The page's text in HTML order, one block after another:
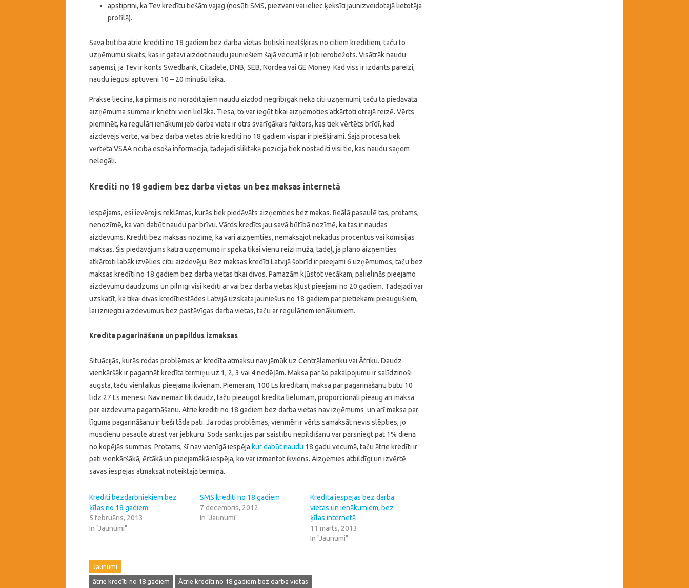
apstiprini, ka Tev kredītu tiešām vajag (nosūti SMS, piezvani vai ieliec ķeksīti jaunizveidotajā lietotāja
profilā).
Savā būtībā ātrie kredīti no 18 gadiem bez darba vietas būtiski neatšķiras no citiem kredītiem, taču to
uzņēmumu skaits, kas ir gatavi aizdot naudu jauniešiem šajā vecumā ir ļoti ierobežots. Visātrāk naudu
saņemsi, ja Tev ir konts Swedbank, Citadele, DNB, SEB, Nordea vai GE Money. Kad viss ir izdarīts pareizi,
naudu iegūsi aptuveni 10 – 20 minūšu laikā.
Prakse liecina, ka pirmais no norādītājiem naudu aizdod negribīgāk nekā citi uzņēmumi, taču tā piedāvātā
aizņēmuma summa ir krietni vien lielāka. Tiesa, to var iegūt tikai aizņemoties atkārtoti otrajā reizē. Vērts
pieminēt, ka regulāri ienākumi jeb darba vieta ir otrs svarīgākais faktors, kas tiek vērtēts brīdī, kad
aizdevējs vērtē, vai bez darba vietas ātrie kredīti no 18 gadiem vispār ir piešķirami. Šajā procesā tiek
vērtēta VSAA rīcībā esošā informācija, tādējādi sliktākā pozīcijā tiek nostādīti visi tie, kas naudu saņem
nelegāli.
Kredīti no 18 gadiem bez darba vietas un bez maksas internetā
Iespējams, esi ievērojis reklāmas, kurās tiek piedāvāts aizņemties bez makas. Reālā pasaulē tas, protams,
nenozīmē, ka vari dabūt naudu par brīvu. Vārds kredīts jau savā būtībā nozīmē, ka tas ir naudas
aizdevums. Kredīti bez maksas nozīmē, ka vari aizņemties, nemaksājot nekādus procentus vai komisijas
maksas. Šis piedāvājums katrā uzņēmumā ir spēkā tikai vienu reizi mūžā, tādēļ, ja plāno aizņemties
atkārtoti labāk izvēlies citu aizdevēju. Bez maksas kredīti Latvijā šobrīd ir pieejami 6 uzņēmumos, taču bez
maksas kredīti no 18 gadiem bez darba vietas tikai divos. Pamazām kļūstot vecākam, palielinās pieejamo
aizdevumu daudzums un pilnīgi visi kedīti ar vai bez darba vietas kļūst pieejami no 20 gadiem. Tādējādi var
uzskatīt, ka tikai divas kredītiestādes Latvijā uzskata jauniešus no 18 gadiem par pietiekami pieaugušiem,
lai izniegtu aizdevumus bez pastāvīgas darba vietas, taču ar regulāriem ienākumiem.
Kredīta pagarināšana un papildus izmaksas
Situācijās, kurās rodas problēmas ar kredīta atmaksu nav jāmūk uz Centrālameriku vai Āfriku. Daudz
vienkāršāk ir pagarināt kredīta termiņu uz 1, 2, 3 vai 4 nedēļām. Maksa par šo pakalpojumu ir salīdzinoši
augsta, taču vienlaikus pieejama ikvienam. Piemēram, 100 Ls kredītam, maksa par pagarinašānu būtu 10
līdz 27 Ls mēnesī. Nav nemaz tik daudz, taču pieaugot kredīta lielumam, proporcionāli pieaug arī maksa
par aizdevuma pagarināšanu. Atrie krediti no 18 gadiem bez darba vietas nav izņēmums un arī maksa par
līguma pagarināšanu ir tieši tāda pati. Ja rodas problēmas, vienmēr ir vērts samaksāt nevis slēpties, jo
mūsdienu pasaulē atrast var jebkuru. Soda sankcijas par saistību nepildīšanu var pārsniegt pat 1% dienā
no kopējās summas. Protams, šī nav vienīgā iespēja kur dabūt naudu 18 gadu vecumā, taču ātrie kredīti ir
pati vienkāršākā, ērtākā un pieejamākā iespēja, ko var izmantot ikviens. Aizņemies atbildīgi un izvērtē
savas iespējas atmaksāt noteiktajā termiņā.
Kredīti bezdarbniekiem bez
ķīlas no 18 gadiem
5 februāris, 2013
In "Jaunumi"
SMS krediti no 18 gadiem
7 decembris, 2012
In "Jaunumi"
Kredīta iespējas bez darba
vietas un ienākumiem, bez
ķīlas internetā
11 marts, 2013
In "Jaunumi"
Jaunumi
ātrie kredīti no 18 gadiem Ātrie kredīti no 18 gadiem bez darba vietas